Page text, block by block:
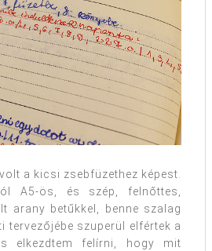
a kicsi zsebfüzethez képest.
A5-ös, és szép, felnőttes,
arany betűkkel, benne szalag
tervezőjébe szuperül elfértek a
elkezdtem felírni, hogy mit